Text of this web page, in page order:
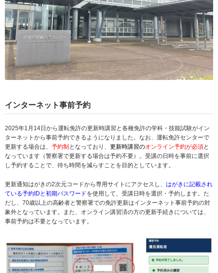
インターネット事前予約
2025年1月14日から運転免許の更新時講習と各種免許の学科・技能試験がイン
ターネットから事前予約できるようになりました。なお、運転免許センターで
更新する場合は、 予約制 となっており、 更新時講習のオンライン予約が必須と
なっています（警察署で更新する場合は予約不要）。受講の日時を事前に選択
し予約することで、待ち時間を減らすことを目的としています。
更新通知はがきの2次元コードから専用サイトにアクセスし、 はがきに記載され
ている予約IDと初期パスワードを使用して、受講日時を選択・予約します。た
だし、70歳以上の高齢者と警察署での免許更新はインターネット事前予約の対
象外となっています。また、オンライン講習済の方の更新手続きについては、
事前予約は不要となっています。